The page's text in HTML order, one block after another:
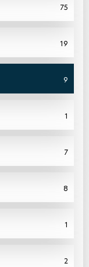
75
19
9
1
7
8
1
2